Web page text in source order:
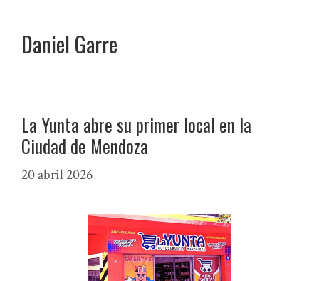
Daniel Garre
La Yunta abre su primer local en la
Ciudad de Mendoza
20 abril 2026